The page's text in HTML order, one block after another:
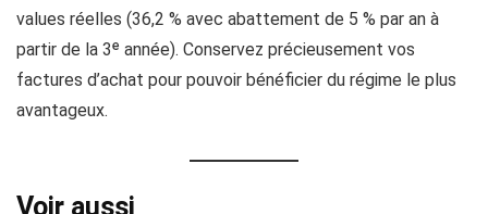
values réelles (36,2 % avec abattement de 5 % par an à
partir de la 3ᵉ année). Conservez précieusement vos
factures d’achat pour pouvoir bénéficier du régime le plus
avantageux.
Voir aussi